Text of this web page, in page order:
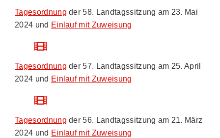
Tagesordnung der 58. Landtagssitzung am 23. Mai
2024 und Einlauf mit Zuweisung
Tagesordnung der 57. Landtagssitzung am 25. April
2024 und Einlauf mit Zuweisung
Tagesordnung der 56. Landtagssitzung am 21. März
2024 und Einlauf mit Zuweisung